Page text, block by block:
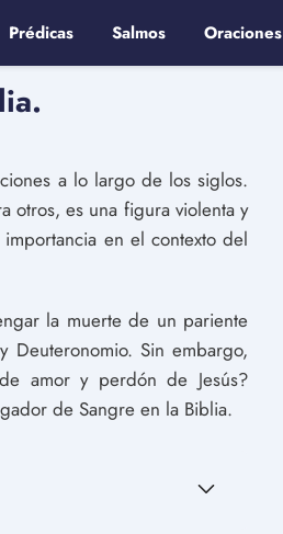
Prédicas Salmos Oraciones
a lo largo de los siglos.
otros, es una figura violenta y
en el contexto del
la muerte de un pariente
Deuteronomio. Sin embargo,
amor y perdón de Jesús?
de Sangre en la Biblia.